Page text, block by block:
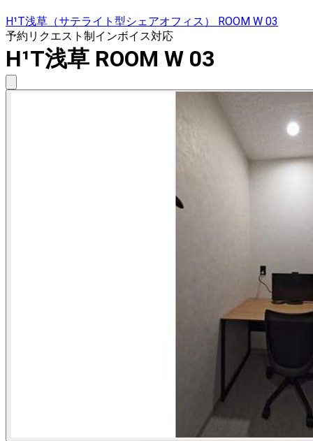
H¹T浅草（サテライト型シェアオフィス） ROOM W 03
予約リクエスト制インボイス対応
H¹T浅草 ROOM W 03